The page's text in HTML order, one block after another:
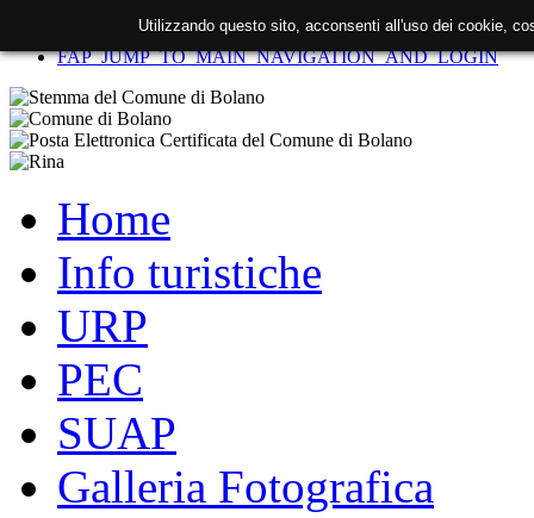
FAP_SKIP_TO_CONTENT
FAP_JUMP_TO_MAIN_NAVIGATION_AND_LOGIN
Home
Info turistiche
URP
PEC
SUAP
Galleria Fotografica
Utilizzando questo sito, acconsenti all'uso dei cookie,